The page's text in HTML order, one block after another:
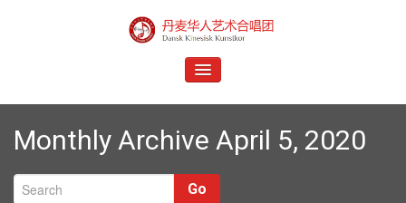
TOGGLE
Monthly Archive April 5, 2020
Go